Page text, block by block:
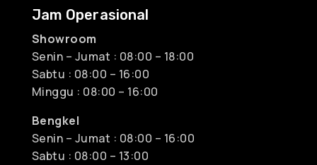
Jam Operasional
Showroom
Senin – Jumat : 08:00 – 18:00
Sabtu : 08:00 – 16:00
Minggu : 08:00 – 16:00
Bengkel
Senin – Jumat : 08:00 – 16:00
Sabtu : 08:00 – 13:00